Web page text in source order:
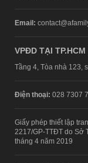
Email:
VPĐD TẠI TP.HCM
Tầng 4, Tòa nhà 123,
Điện thoại: 028 7307
Giấy phép thiết lập
2217/GP-TTĐT do Sở
tháng 4 năm 2019